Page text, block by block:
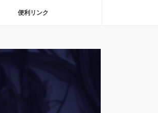
便利リンク